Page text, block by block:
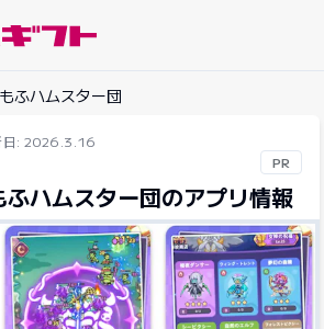
ふハムスター団
日: 2026.3.16
PR
ハムスター団のアプリ情報